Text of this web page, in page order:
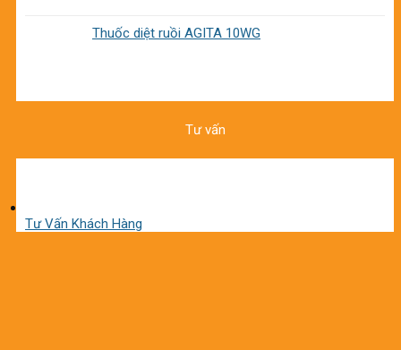
Thuốc diệt ruồi AGITA 10WG
Tư vấn
Tư Vấn Khách Hàng